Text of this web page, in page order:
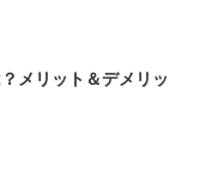
メリット＆デメリッ